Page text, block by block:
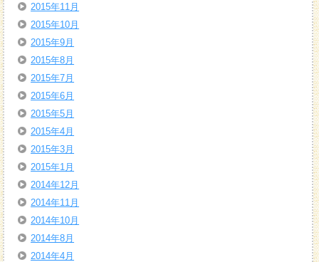
2015年11月
2015年10月
2015年9月
2015年8月
2015年7月
2015年6月
2015年5月
2015年4月
2015年3月
2015年1月
2014年12月
2014年11月
2014年10月
2014年8月
2014年4月